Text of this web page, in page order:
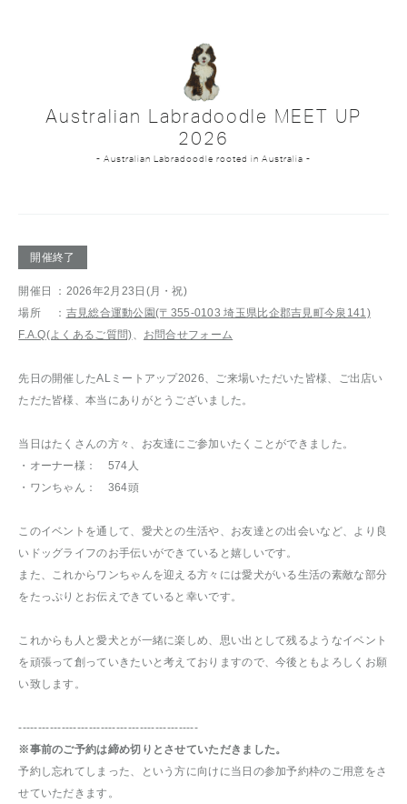
Australian Labradoodle MEET UP
2026
- Australian Labradoodle rooted in Australia -
開催終了
開催日
：2026年2月23日(月・祝)
場所
： 吉見総合運動公園(〒355-0103 埼玉県比企郡吉見町今泉141)
F.A.Q(よくあるご質問)、 お問合せフォーム
先日の開催したALミートアップ2026、ご来場いただいた皆様、ご出店い
ただた皆様、本当にありがとうございました。
当日はたくさんの方々、お友達にご参加いたくことができました。
・オーナー様： 574人
・ワンちゃん： 364頭
このイベントを通して、愛犬との生活や、お友達との出会いなど、より良
いドッグライフのお手伝いができていると嬉しいです。
また、これからワンちゃんを迎える方々には愛犬がいる生活の素敵な部分
をたっぷりとお伝えできていると幸いです。
これからも人と愛犬とが一緒に楽しめ、思い出として残るようなイベント
を頑張って創っていきたいと考えておりますので、今後ともよろしくお願
い致します。
----------------------------------------------
※事前のご予約は締め切りとさせていただきました。
予約し忘れてしまった、という方に向けに当日の参加予約枠のご用意をさ
せていただきます。